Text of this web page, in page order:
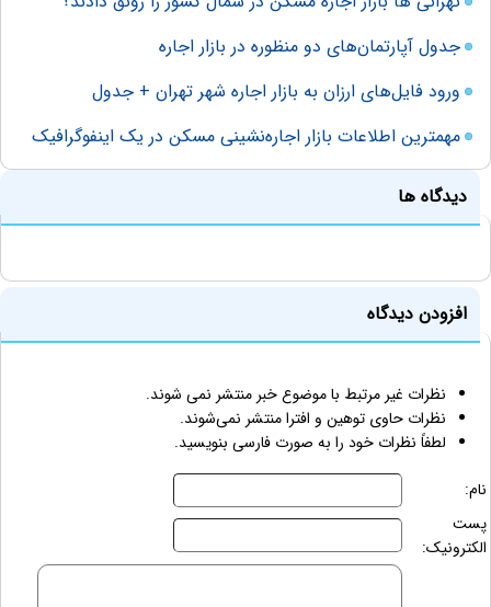
جدول آپارتمان‌های دو منظوره در بازار اجاره
ورود فایل‌های ارزان به بازار اجاره شهر تهران + جدول
مهمترین اطلاعات بازار اجاره‌نشینی مسکن در یک اینفوگرافیک
دیدگاه ها
افزودن دیدگاه
نظرات غیر مرتبط با موضوع خبر منتشر نمی شوند.
نظرات حاوی توهین و افترا منتشر نمی‌شوند.
لطفاً نظرات خود را به صورت فارسی بنویسید.
نام:
پست
الکترونیک: